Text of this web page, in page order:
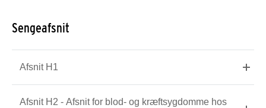
Sengeafsnit
Afsnit H1
Afsnit H2 - Afsnit for blod- og kræftsygdomme hos